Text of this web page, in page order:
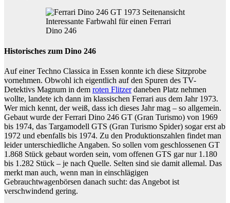
Interessante Farbwahl für einen Ferrari
Dino 246
Historisches zum Dino 246
Auf einer Techno Classica in Essen konnte ich diese Sitzprobe
vornehmen. Obwohl ich eigentlich auf den Spuren des TV-
Detektivs Magnum in dem roten Flitzerdaneben Platz nehmen
wollte, landete ich dann im klassischen Ferrari aus dem Jahr 1973.
Wer mich kennt, der weiß, dass ich dieses Jahr mag – so allgemein.
Gebaut wurde der Ferrari Dino 246 GT (Gran Turismo) von 1969
bis 1974, das Targamodell GTS (Gran Turismo Spider) sogar erst ab
1972 und ebenfalls bis 1974. Zu den Produktionszahlen findet man
leider unterschiedliche Angaben. So sollen vom geschlossenen GT
1.868 Stück gebaut worden sein, vom offenen GTS gar nur 1.180
bis 1.282 Stück – je nach Quelle. Selten sind sie damit allemal. Das
merkt man auch, wenn man in einschlägigen
Gebrauchtwagenbörsen danach sucht: das Angebot ist
verschwindend gering.